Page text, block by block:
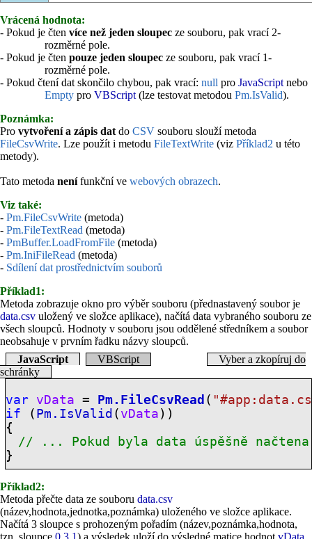
Vrácená hodnota:
- Pokud je čten více než jeden sloupec ze souboru, pak vrací 2-
rozměrné pole.
- Pokud je čten pouze jeden sloupec ze souboru, pak vrací 1-
rozměrné pole.
- Pokud čtení dat skončilo chybou, pak vrací: null pro JavaScript nebo
Empty pro VBScript (lze testovat metodou Pm.IsValid).
Poznámka:
Pro vytvoření a zápis dat do CSV souboru slouží metoda
FileCsvWrite. Lze použít i metodu FileTextWrite (viz Příklad2 u této
metody).
Tato metoda nenífunkční ve webových obrazech.
Viz také:
- Pm.FileCsvWrite (metoda)
- Pm.FileTextRead (metoda)
- PmBuffer.LoadFromFile (metoda)
- Pm.IniFileRead (metoda)
- Sdílení dat prostřednictvím souborů
Příklad1:
Metoda zobrazuje okno pro výběr souboru (přednastavený soubor je
data.csv uložený ve složce aplikace), načítá data vybraného souboru ze
všech sloupců. Hodnoty v souboru jsou oddělené středníkem a soubor
neobsahuje v prvním řadku názvy sloupců.
JavaScript
VBScript
Vyber a zkopíruj do
schránky
var vData = Pm.FileCsvRead ( "#app:
if ( Pm.IsValid ( vData ))
{
// ... Pokud byla data úspěšně načtena
}
Příklad2:
Metoda přečte data ze souboru data.csv
(název,hodnota,jednotka,poznámka) uloženého ve složce aplikace.
Načítá 3 sloupce s prohozeným pořadím (název,poznámka,hodnota,
tzn. sloupce 0 3 1) a výsledek uloží do výsledné matice hodnot vData